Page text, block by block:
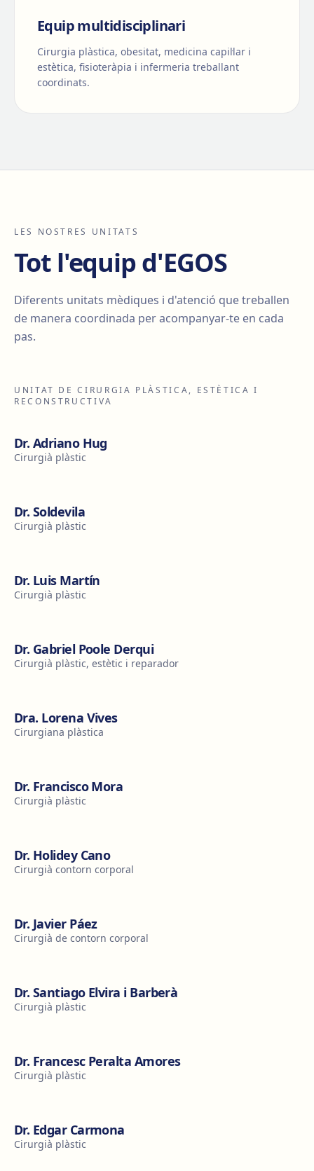
Equip multidisciplinari
Cirurgia plàstica, obesitat, medicina capil·lar i
estètica, fisioteràpia i infermeria treballant
coordinats.
LES NOSTRES UNITATS
Tot l'equip d'EGOS
Diferents unitats mèdiques i d'atenció que treballen
de manera coordinada per acompanyar-te en cada
pas.
UNITAT DE CIRURGIA PLÀSTICA, ESTÈTICA I
RECONSTRUCTIVA
Dr. Adriano Hug
Cirurgià plàstic
Dr. Soldevila
Cirurgià plàstic
Dr. Luis Martín
Cirurgià plàstic
Dr. Gabriel Poole Derqui
Cirurgià plàstic, estètic i reparador
Dra. Lorena Vives
Cirurgiana plàstica
Dr. Francisco Mora
Cirurgià plàstic
Dr. Holidey Cano
Cirurgià contorn corporal
Dr. Javier Páez
Cirurgià de contorn corporal
Dr. Santiago Elvira i Barberà
Cirurgià plàstic
Dr. Francesc Peralta Amores
Cirurgià plàstic
Dr. Edgar Carmona
Cirurgià plàstic